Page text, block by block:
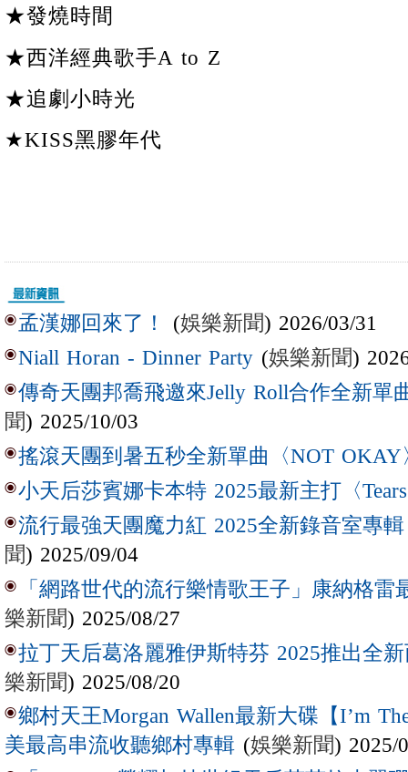
★發燒時間
★西洋經典歌手A to Z
★追劇小時光
★KISS黑膠年代
孟漢娜回來了！ (娛樂新聞) 2026/03/31
Niall Horan - Dinner Party (娛樂新聞)
傳奇天團邦喬飛邀來Jelly Roll合作全新單
聞) 2025/10/03
搖滾天團到暑五秒全新單曲〈NOT OKAY
小天后莎賓娜卡本特 2025最新主打〈
流行最強天團魔力紅 2025全新錄音室專
聞) 2025/09/04
「網路世代的流行樂情歌王子」康納格雷
樂新聞) 2025/08/27
拉丁天后葛洛麗雅伊斯特芬 2025推出全新
樂新聞) 2025/08/20
鄉村天王Morgan Wallen最新大碟【I’m
美最高串流收聽鄉村專輯 (娛樂新聞) 2025/